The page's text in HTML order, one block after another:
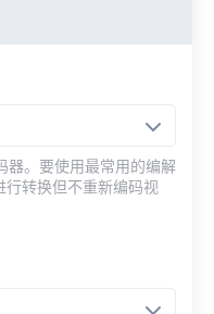
器。要使用最常用的编解
行转换但不重新编码视